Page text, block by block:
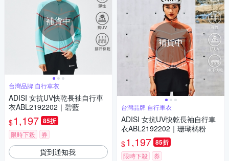
補貨中
台灣品牌 自行車衣
ADISI 女抗UV快乾長袖自行車
衣ABL2192202｜碧藍
$1,197 85折
限時下殺 券
貨到通知我
補貨中
台灣品牌 自行車衣
ADISI 女抗UV快乾長袖自行車
衣ABL2192202｜珊瑚橘粉
$1,197 85折
限時下殺 券